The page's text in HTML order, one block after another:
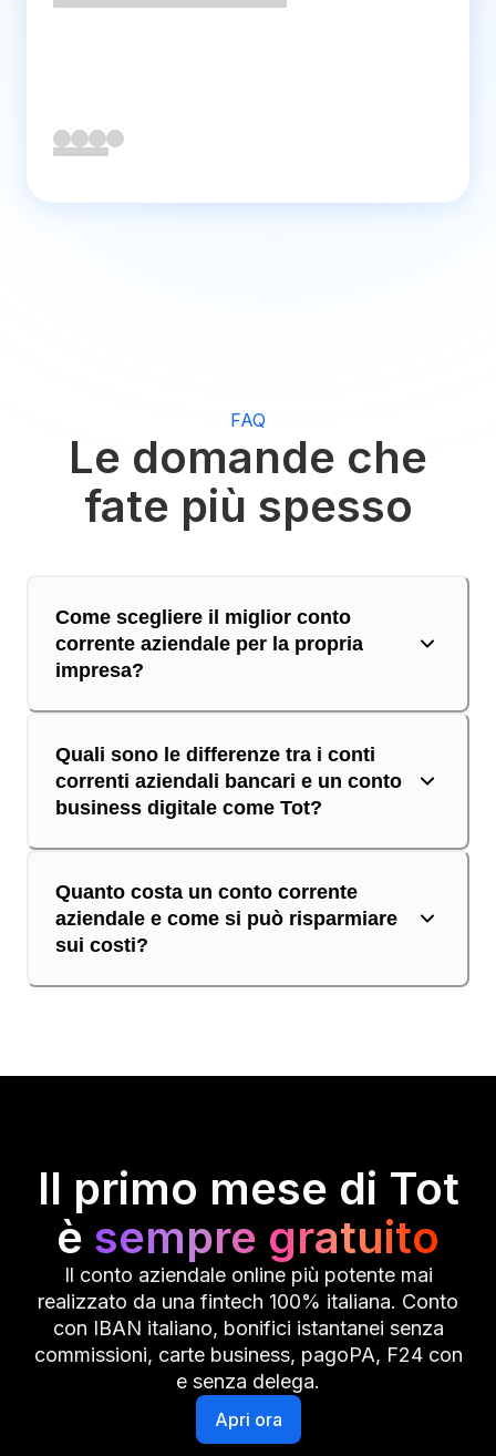
FAQ
Le domande che
fate più spesso
Come scegliere il miglior conto
corrente aziendale per la propria
impresa?
Quali sono le differenze tra i conti
correnti aziendali bancari e un conto
business digitale come Tot?
Quanto costa un conto corrente
aziendale e come si può risparmiare
sui costi?
Il primo mese di Tot
è sempre gratuito
Il conto aziendale online più potente mai
realizzato da una fintech 100% italiana. Conto
con IBAN italiano, bonifici istantanei senza
commissioni, carte business, pagoPA, F24 con
e senza delega.
Apri ora